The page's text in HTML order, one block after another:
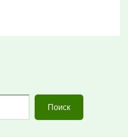
Поиск